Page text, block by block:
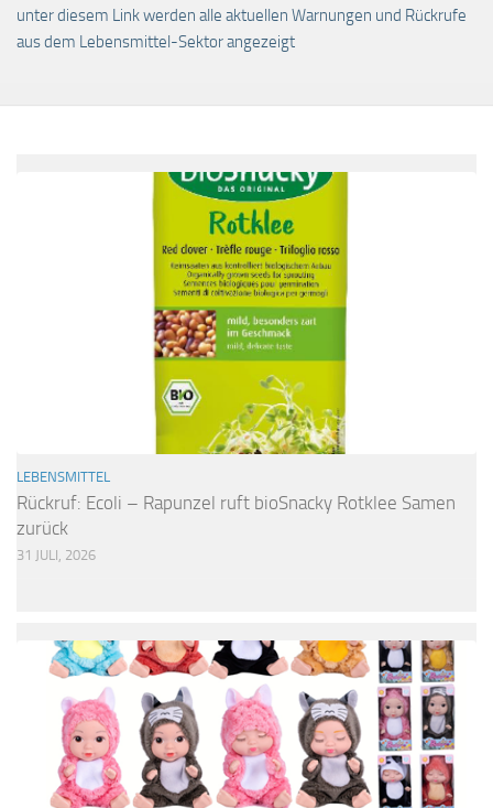
unter diesem Link werden alle aktuellen Warnungen und Rückrufe
aus dem Lebensmittel-Sektor angezeigt
LEBENSMITTEL
Rückruf: Ecoli – Rapunzel ruft bioSnacky Rotklee Samen
zurück
31 JULI, 2026